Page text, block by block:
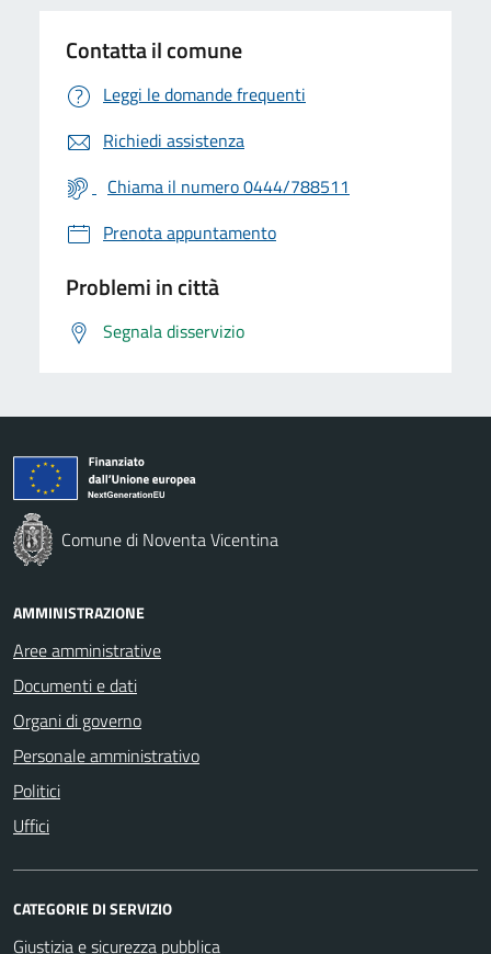
Contatta il comune
Leggi le domande frequenti
Richiedi assistenza
Chiama il numero 0444/788511
Prenota appuntamento
Problemi in città
Segnala disservizio
Comune di Noventa Vicentina
AMMINISTRAZIONE
Aree amministrative
Documenti e dati
Organi di governo
Personale amministrativo
Politici
Uffici
CATEGORIE DI SERVIZIO
Giustizia e sicurezza pubblica